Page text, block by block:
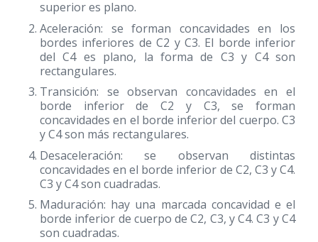
superior es plano.
Aceleración: se forman concavidades en los
bordes inferiores de C2 y C3. El borde inferior
del C4 es plano, la forma de C3 y C4 son
rectangulares.
Transición: se observan concavidades en el
borde inferior de C2 y C3, se forman
concavidades en el borde inferior del cuerpo. C3
y C4 son más rectangulares.
Desaceleración: se observan distintas
concavidades en el borde inferior de C2, C3 y C4.
C3 y C4 son cuadradas.
Maduración: hay una marcada concavidad e el
borde inferior de cuerpo de C2, C3, y C4. C3 y C4
son cuadradas.